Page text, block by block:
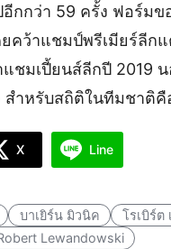
กกว่า 59 ครั้ง ฟอร์มข
ยคว้าแชมป์พรีเมียร์ลี
ชมเปี้ยนส์ลีกปี 2019
สำหรับสถิติในทีมชาติ
X Line
บาเยิร์น มิวนิค
โรเบิร์ต
Lewandowski